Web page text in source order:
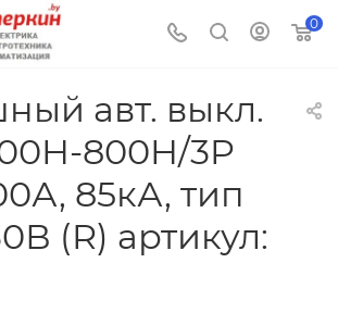
0
авт. выкл.
800H/3P
85кА, тип
(R) артикул: